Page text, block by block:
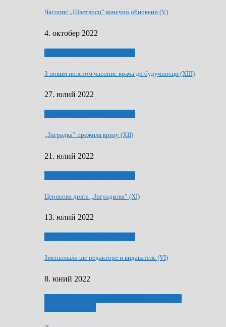
Часопис „Шветлосц” конєчно обновени (V)
4. октобер 2022
З новим полєтом часопис крача до будучносци (XIII)
27. юлий 2022
„Заградка” прежила кризу (XII)
21. юлий 2022
Церньова драга „Заградкова” (XI)
13. юлий 2022
Зменьовали ше редакторе и видавателє (VI)
8. юний 2022